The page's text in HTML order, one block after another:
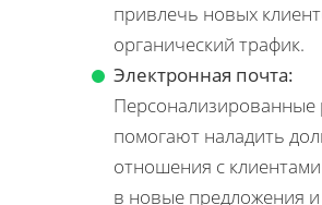
привлечь новых
органический трафик.
Электронная почта:
Персонализированные
помогают наладить
отношения с
в новые предложения